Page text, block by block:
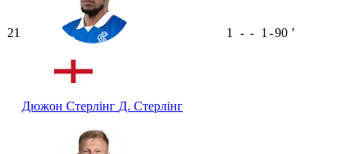
21
Дюжон Стерлінг Д. Стерлінг
1 - - 1 -90 ʼ